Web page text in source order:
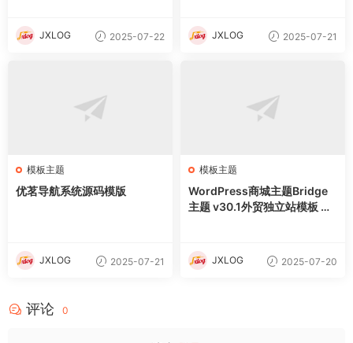
JXLOG 2025-07-22 JXLOG 2025-07-21
模板主题
优茗导航系统源码模版
JXLOG 2025-07-21
模板主题
WordPress商城主题Bridge
主题 v30.1外贸独立站模板 含
JXLOG 2025-07-20
评论 0